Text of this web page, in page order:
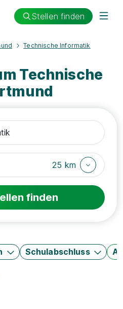
Stellen finden
Technische Informatik
Technische
25 km
finden
Schulabschluss